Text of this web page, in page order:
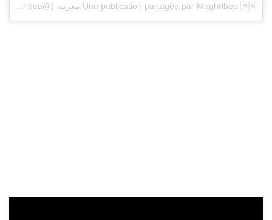
Une publication partagée par Maghribea 🇲🇦 مغربية (@maghribea) le